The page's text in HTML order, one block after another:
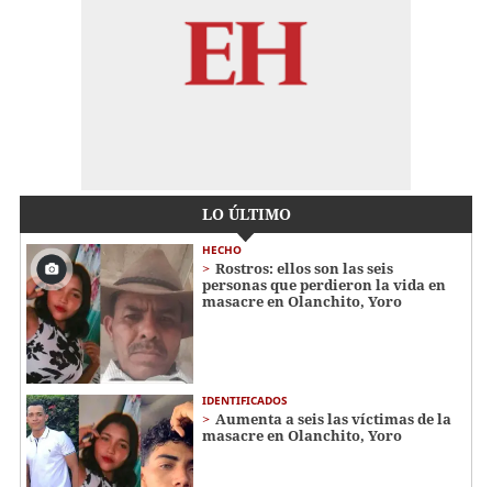
LO ÚLTIMO
HECHO
Rostros: ellos son las seis
personas que perdieron la vida en
masacre en Olanchito, Yoro
IDENTIFICADOS
Aumenta a seis las víctimas de la
masacre en Olanchito, Yoro